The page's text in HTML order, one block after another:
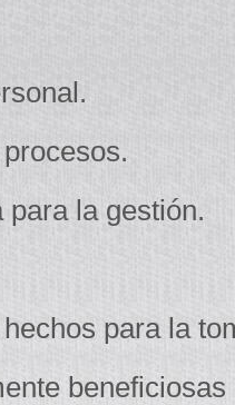
para la gestión.
para la